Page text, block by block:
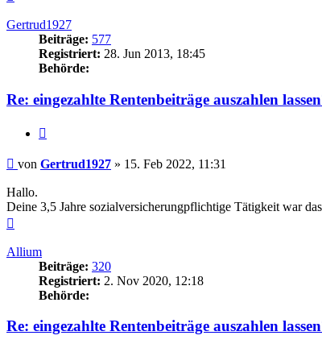
Gertrud1927
Beiträge: 577
Registriert: 28. Jun 2013, 18:45
Behörde:
Re: eingezahlte Rentenbeiträge auszahlen
Beitrag
von Gertrud1927 » 15. Feb 2022, 11:31
Hallo.
Deine 3,5 Jahre sozialversicherungpflichtige Tätigkeit war
Allium
Beiträge: 320
Registriert: 2. Nov 2020, 12:18
Behörde:
Re: eingezahlte Rentenbeiträge auszahlen